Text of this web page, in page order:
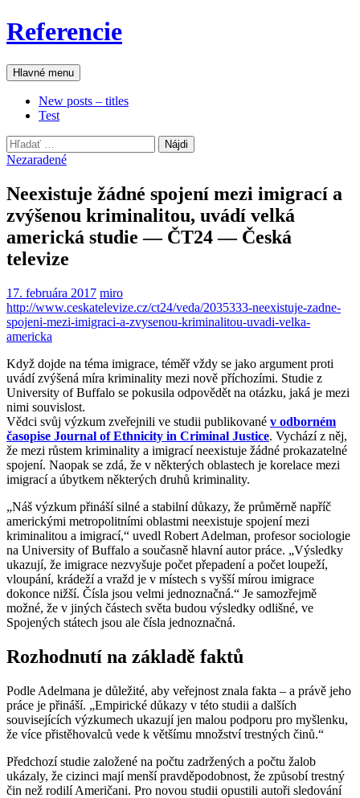
Preskočiť
na
Referencie
Hľadať
Hlavné menu
New posts – titles
Test
Hľadať:
Nezaradené
Neexistuje žádné spojení mezi imigrací a
zvýšenou kriminalitou, uvádí velká
americká studie — ČT24 — Česká
televize
17. februára 2017 miro
http://www.ceskatelevize.cz/ct24/veda/2035333-neexistuje-zadne-
spojeni-mezi-imigraci-a-zvysenou-kriminalitou-uvadi-velka-
americka
Když dojde na téma imigrace, téměř vždy se jako argument proti
uvádí zvýšená míra kriminality mezi nově příchozími. Studie z
University of Buffalo se pokusila odpovědět na otázku, jaká je mezi
nimi souvislost.
Vědci svůj výzkum zveřejnili ve studii publikované v odborném
časopise Journal of Ethnicity in Criminal Justice. Vychází z něj,
že mezi růstem kriminality a imigrací neexistuje žádné prokazatelné
spojení. Naopak se zdá, že v některých oblastech je korelace mezi
imigrací a úbytkem některých druhů kriminality.
„Náš výzkum přináší silné a stabilní důkazy, že průměrně napříč
americkými metropolitními oblastmi neexistuje spojení mezi
kriminalitou a imigrací,“ uvedl Robert Adelman, profesor sociologie
na University of Buffalo a současně hlavní autor práce. „Výsledky
ukazují, že imigrace nezvyšuje počet přepadení a počet loupeží,
vloupání, krádeží a vražd je v místech s vyšší mírou imigrace
dokonce nižší. Čísla jsou velmi jednoznačná.“ Je samozřejmě
možné, že v jiných částech světa budou výsledky odlišné, ve
Spojených státech jsou ale čísla jednoznačná.
Rozhodnutí na základě faktů
Podle Adelmana je důležité, aby veřejnost znala fakta – a právě jeho
práce je přináší. „Empirické důkazy v této studii a dalších
souvisejících výzkumech ukazují jen malou podporu pro myšlenku,
že více přistěhovalců vede k většímu množství trestných činů.“
Předchozí studie založené na počtu zadržených a počtu žalob
ukázaly, že cizinci mají menší pravděpodobnost, že způsobí trestný
čin než rodilí Američani. Pro novou studii opustili autoři sledování